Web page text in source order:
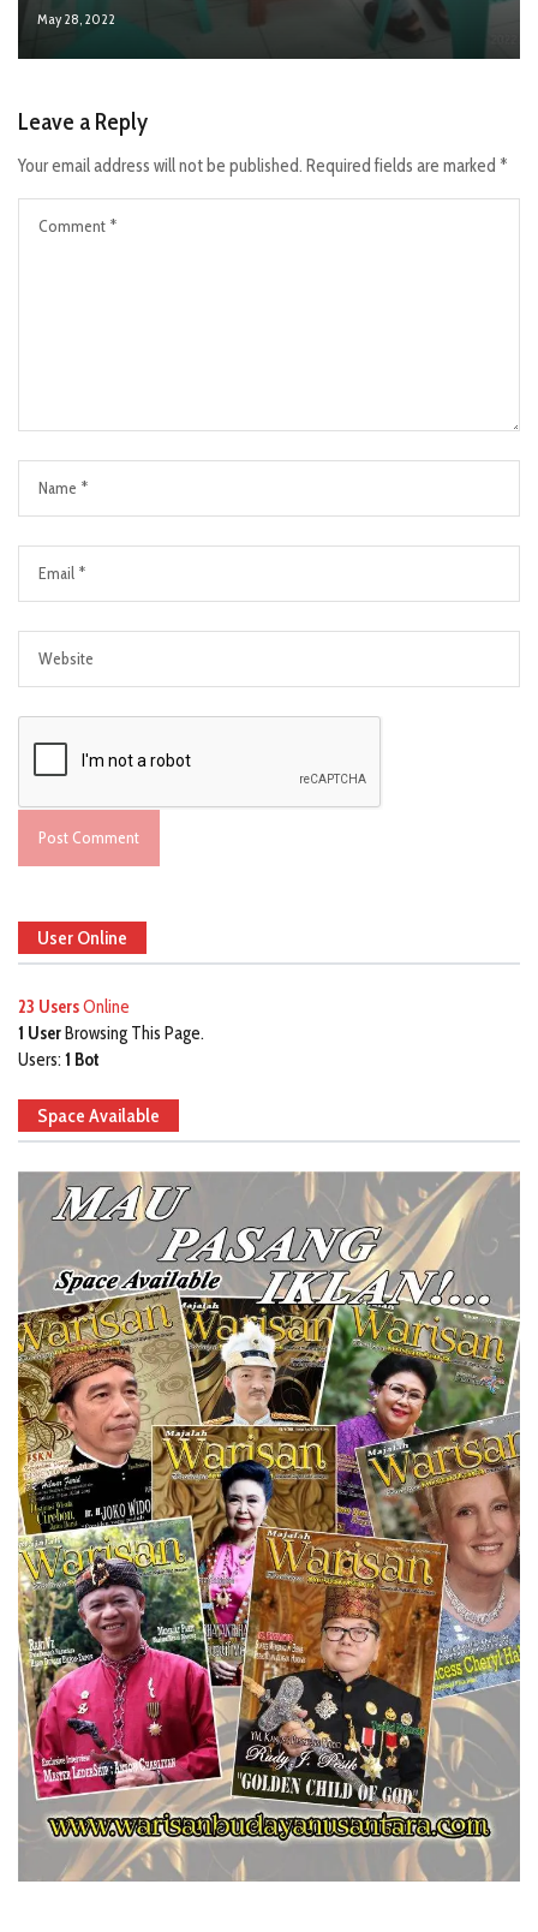
May 28, 2022
Leave a Reply
Your email address will not be published. Required fields are marked *
User Online
23 UsersOnline
1 UserBrowsing This Page.
Users: 1 Bot
Space Available